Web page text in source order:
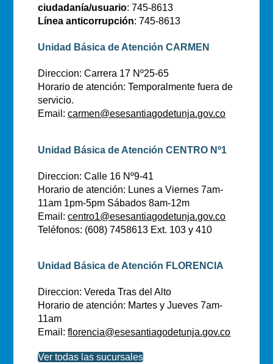
ciudadanía/usuario: 745-8613
Línea anticorrupción: 745-8613
Unidad Básica de Atención CARMEN
Direccion: Carrera 17 Nº25-65
Horario de atención: Temporalmente fuera de
servicio.
Email:carmen@esesantiagodetunja.gov.co
Unidad Básica de Atención CENTRO Nº1
Direccion: Calle 16 Nº9-41
Horario de atención: Lunes a Viernes 7am-
11am 1pm-5pm Sábados 8am-12m
Email:centro1@esesantiagodetunja.gov.co
Teléfonos: (608) 7458613 Ext. 103 y 410
Unidad Básica de Atención FLORENCIA
Direccion: Vereda Tras del Alto
Horario de atención: Martes y Jueves 7am-
11am
Email:florencia@esesantiagodetunja.gov.co
Ver todas las sucursales